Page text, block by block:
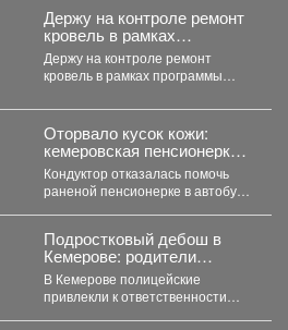
Предоставление
ледового поля для
катания 9000 руб.
Домкрат
Держу на контроле ремонт
кровель в рамках
программы ФКР.
Держу на контроле ремонт
кровель в рамках программы
адресах: ...
Оторвало кусок кожи:
кемеровская пенсионерка
истекала кровью в
автобусе
Кондуктор отказалась помочь
раненой пенсионерке в автобусе
Следственный комитет...
Подростковый дебош в
Кемерове: родители
ответят за ночные
похождения детей
В Кемерове полицейские
привлекли к ответственности